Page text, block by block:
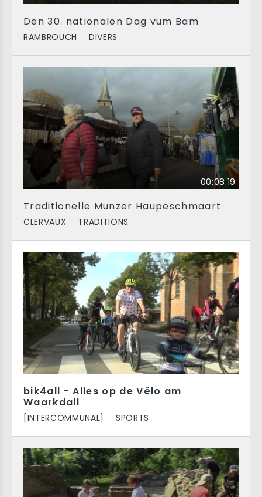
Den 30. nationalen Dag vum Bam
RAMBROUCH DIVERS
00:08:19
Traditionelle Munzer Haupeschmaart
CLERVAUX TRADITIONS
bik4all - Alles op de Vëlo am
Waarkdall
[INTERCOMMUNAL] SPORTS